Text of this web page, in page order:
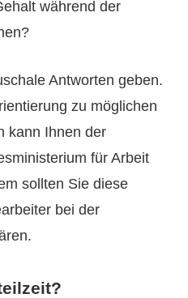
während der
Antworten geben.
zu möglichen
kann Ihnen der
für Arbeit
sollten Sie diese
bei der